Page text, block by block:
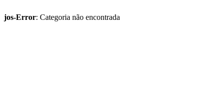
jos-Error: Categoria não encontrada